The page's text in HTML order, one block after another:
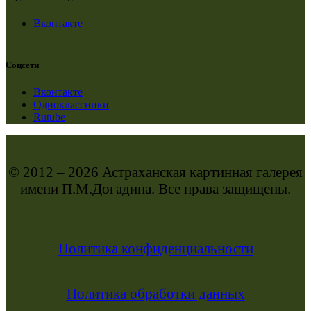
Вконтакте
Соцсети
Вконтакте
Одноклассники
Rutube
© 2012 – 2026 Астраханская картинная галерея
имени П.М.Догадина. Все права защищены.
Политика конфиденциальности
Политика обработки данных